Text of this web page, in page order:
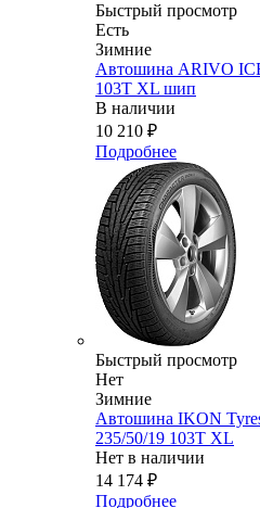
Быстрый просмотр
Есть
Зимние
Автошина ARIVO
103T XL шип
В наличии
10 210 ₽
Подробнее
Быстрый просмотр
Нет
Зимние
Автошина IKON
235/50/19 103T XL
Нет в наличии
14 174 ₽
Подробнее